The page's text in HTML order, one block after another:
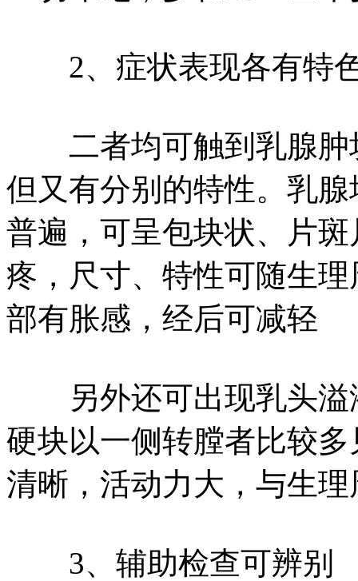
2、症状表现各有特
二者均可触到乳腺肿
但又有分别的特性。乳
普遍，可呈包块状、片
疼，尺寸、特性可随生
部有胀感，经后可减轻
另外还可出现乳头溢
硬块以一侧转膛者比较
清晰，活动力大，与生
3、辅助检查可辨别